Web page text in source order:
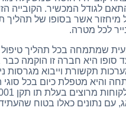
לגודל המכשיר. הקובייה
מיחזור אשר בסופו של תהליך
לכל מטרה.
שמתמחה בכל תהליך טיפול
והיא מטפלת כיום בכל
עם נתונים כאלו בטוח שהעתיד